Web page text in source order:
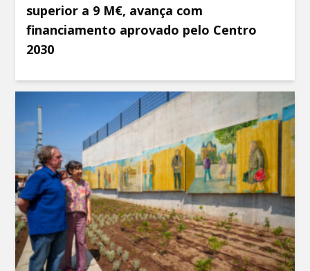
superior a 9 M€, avança com
financiamento aprovado pelo Centro
2030